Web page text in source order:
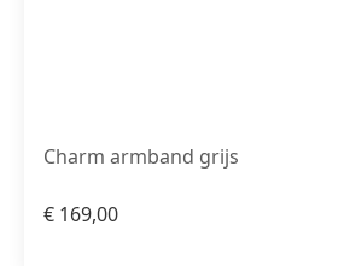
Charm armband grijs
€ 169,00